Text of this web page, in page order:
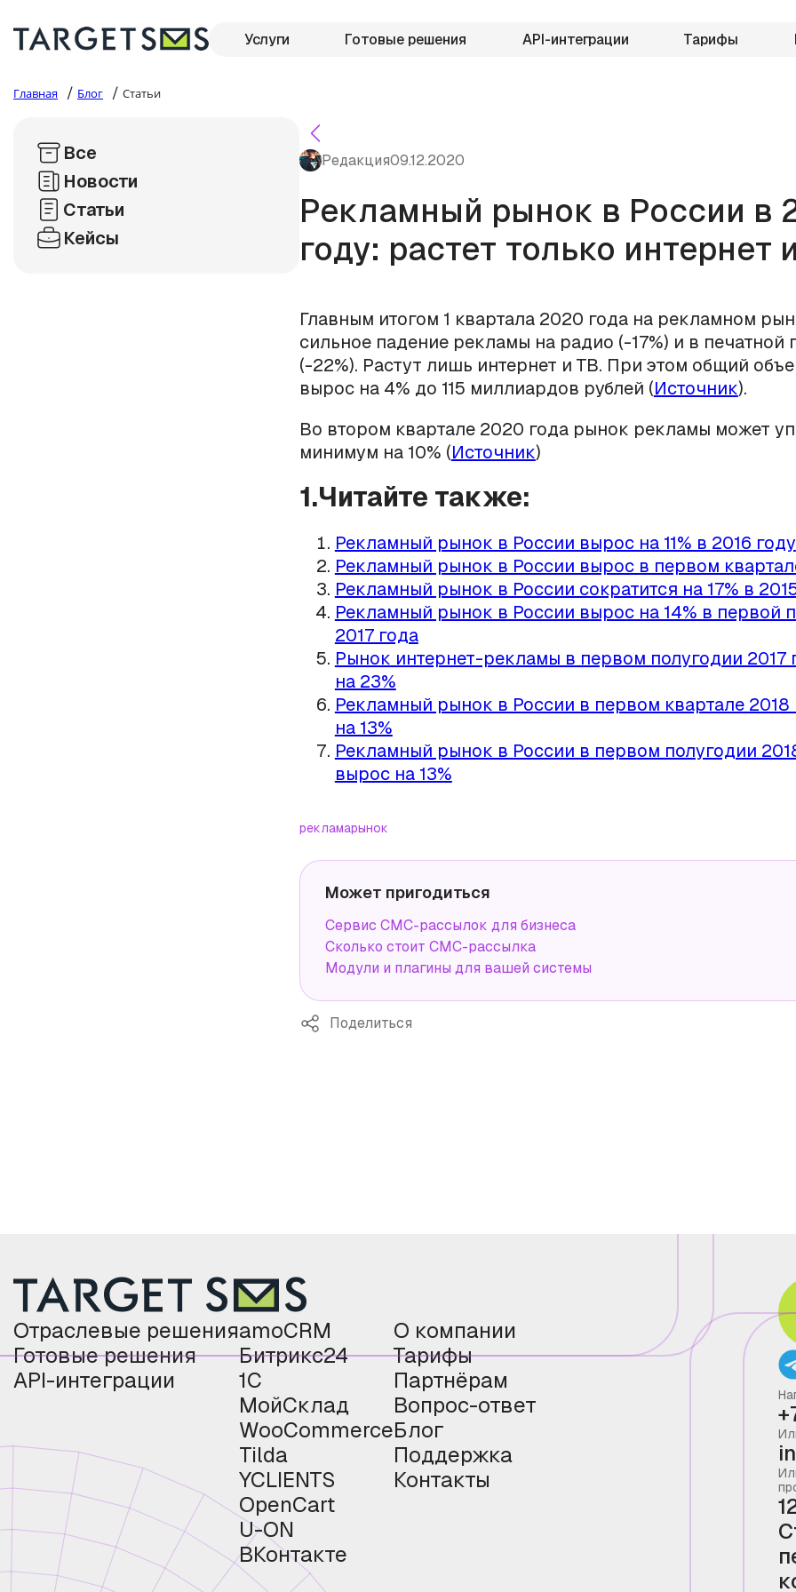
Услуги Готовые решения API-интеграции Тарифы
Главная / Блог / Статьи
Все
Новости
Статьи
Кейсы
Редакция09.12.2020
Рекламный рынок в России в
году: растет только интернет
Главным итогом 1 квартала 2020 года на рекламном
сильное падение рекламы на радио (-17%) и в печатной
(-22%). Растут лишь интернет и ТВ. При этом общий
вырос на 4% до 115 миллиардов рублей (Источник).
Во втором квартале 2020 года рынок рекламы может
минимум на 10% (Источник)
1.Читайте также:
Рекламный рынок в России вырос на 11% в 2016 году
Рекламный рынок в России вырос в первом
Рекламный рынок в России сократится на 17% в
Рекламный рынок в России вырос на 14% в первой
2017 года
Рынок интернет-рекламы в первом полугодии 2017
на 23%
Рекламный рынок в России в первом квартале 2018
на 13%
Рекламный рынок в России в первом полугодии
вырос на 13%
рекламарынок
Может пригодиться
Сервис СМС-рассылок для бизнеса
Сколько стоит СМС-рассылка
Модули и плагины для вашей системы
Поделиться
Отраслевые решения
Готовые решения
API-интеграции
amoCRM
Битрикс24
1С
МойСклад
WooCommerce
Tilda
YCLIENTS
OpenCart
U-ON
ВКонтакте
О компании
Тарифы
Партнёрам
Вопрос-ответ
Блог
Поддержка
Контакты